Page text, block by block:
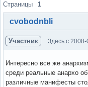
Страницы 1
cvobodnbli
Участник Здесь с 2008-
Интересно все же
среди реальные анархо
различные манифесты